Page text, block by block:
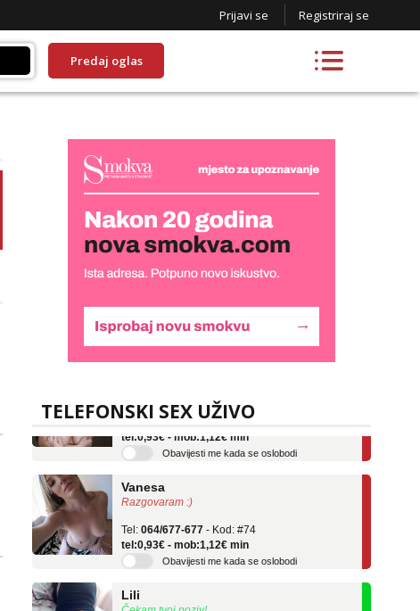
Prijavi se Registriraj se
Predaj oglas
TELEFONSKI SEX UŽIVO
Alisa
Tel: 064/677-677 - Kod: #106
tel:0,93€ - mob:1,12€ min
Razgovaram :)
064/677-677
tel:0,93€ - mob:1,12€ min
Obavijesti me kada se oslobodi
Čekam tvoj poziv!